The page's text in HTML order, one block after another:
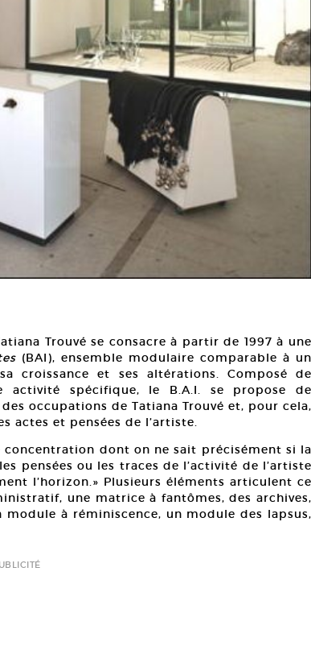
Trouvé se consacre à partir de 1997 à une
(BAI), ensemble modulaire comparable à un
croissance et ses altérations. Composé de
spécifique, le B.A.I. se propose de
occupations de Tatiana Trouvé et, pour cela,
actes et pensées de l’artiste.
dont on ne sait précisément si la
pensées ou les traces de l’activité de l’artiste
l’horizon.» Plusieurs éléments articulent ce
une matrice à fantômes, des archives,
à réminiscence, un module des lapsus,